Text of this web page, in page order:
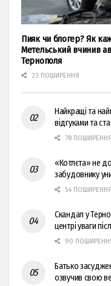
Пияк чи блогер? Як
Метельський вчинив
Тернополя
23 ПОШИРЕННЯ
Найкращі та
відгуками та
78 ПОШИРЕННЯ
«Котлєта» не
забудовнику
54 ПОШИРЕННЯ
Скандал у
центрі уваги
90
Батько
озвучив свою